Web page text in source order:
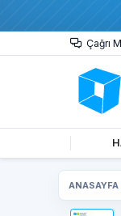
Çağrı
ANASAYFA